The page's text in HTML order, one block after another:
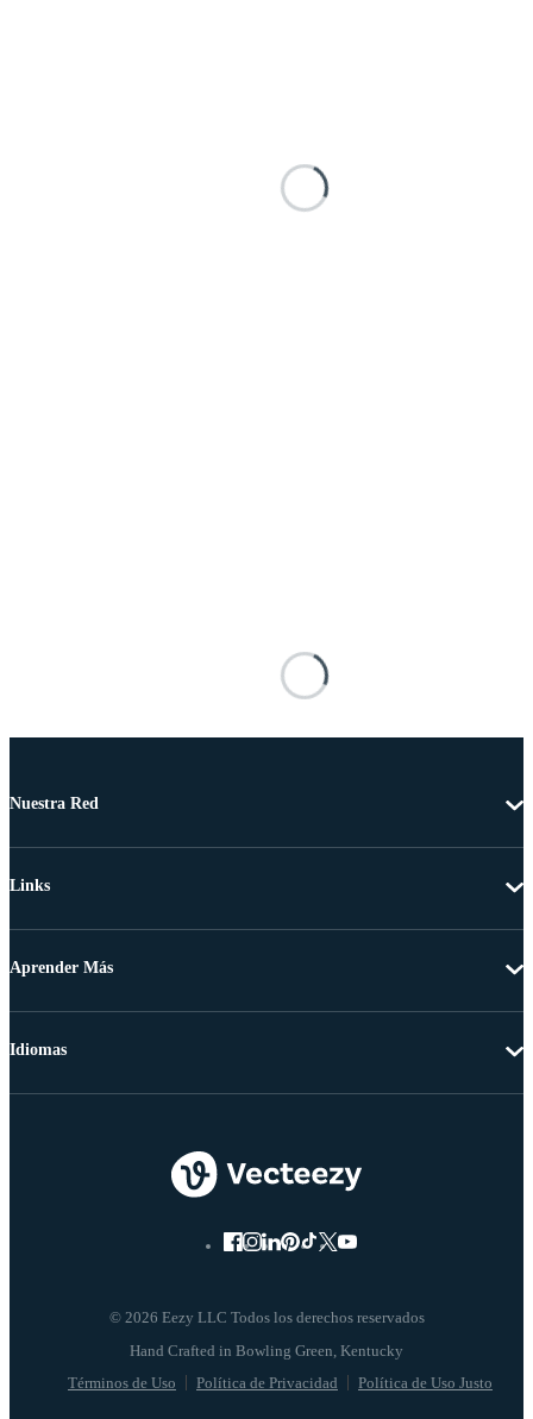
Nuestra Red
Links
Aprender Más
© 2026 Eezy LLC Todos los derechos reservados
Términos de Uso Política de Privacidad Política de Uso Justo
Idiomas